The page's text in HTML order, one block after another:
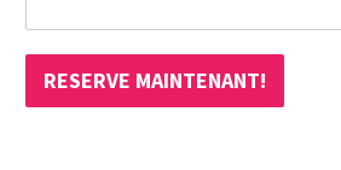
RESERVE MAINTENANT!